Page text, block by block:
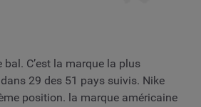
bal. C’est la marque la plus
29 des 51 pays suivis. Nike
position. la marque américaine